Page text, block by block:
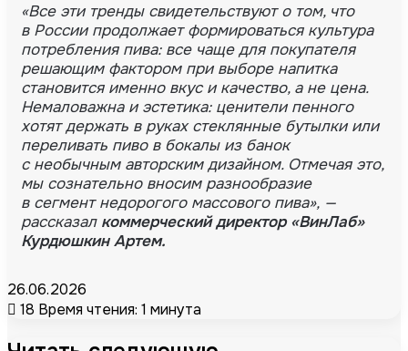
«Все эти тренды свидетельствуют о том, что
в России продолжает формироваться культура
потребления пива: все чаще для покупателя
решающим фактором при выборе напитка
становится именно вкус и качество, а не цена.
Немаловажна и эстетика: ценители пенного
хотят держать в руках стеклянные бутылки или
переливать пиво в бокалы из банок
с необычным авторским дизайном. Отмечая это,
мы сознательно вносим разнообразие
в сегмент недорогого массового пива», —
рассказал коммерческий директор «ВинЛаб»
Курдюшкин Артем.
26.06.2026
18 Время чтения: 1 минута